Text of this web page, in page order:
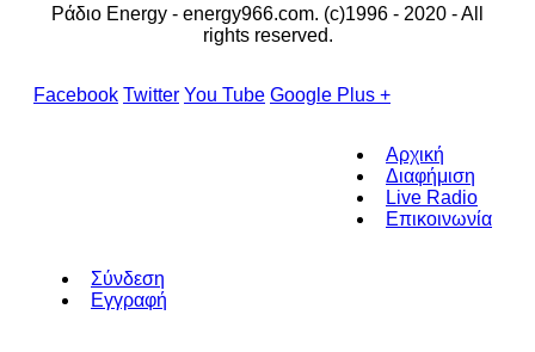
Ράδιο Energy - energy966.com. (c)1996 - 2020 - All
rights reserved.
Facebook Twitter You Tube Google Plus +
Αρχική
Διαφήμιση
Live Radio
Επικοινωνία
Σύνδεση
Εγγραφή